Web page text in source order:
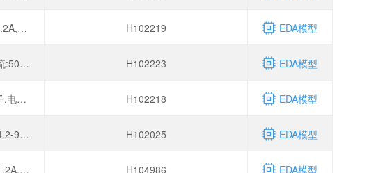
电源电压:4.5V~8V,最大充电电流:1.2A,电池类型:锂离子,电池节数:1, H102219 EDA模型
电源电压:4.25V~6.5V,最大充电电流:500mA,电池类型:锂离子/聚合物,电池节数:1, H102223 EDA模型
电源电压:1V~5.5V,电池类型:锂离子,电池节数:1, H102218 EDA模型
芯片类型:线性充电芯片,电源电压:4.2-9V,最大充电电流:1A,电池类型:锂离子/聚合物, H102025 EDA模型
芯片类型:充电芯片,最大充电电流:1.2A,充电饱和电压:4.2V,电源电压:4.5V-8V, H104986 EDA模型